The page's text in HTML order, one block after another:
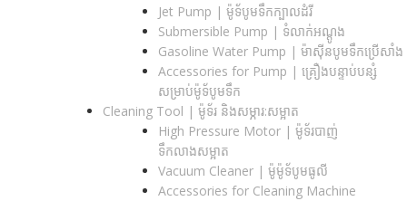
Jet Pump | ម៉ូទ័បូមទឹកក្បាលដំរី
Submersible Pump | ទំលាក់អណ្តូង
Gasoline Water Pump | ម៉ាស៊ីនបូមទឹកប្រើសាំង
Accessories for Pump | គ្រឿងបន្ទាប់បន្សំ
សម្រាប់ម៉ូទ័បូមទឹក
Cleaning Tool | ម៉ូទ័រ និងសម្ភារ:សម្អាត
High Pressure Motor | ម៉ូទ័របាញ់
ទឹកលាងសម្អាត
Vacuum Cleaner | ម៉ូម៉ូទ័បូមធូលី
Accessories for Cleaning Machine